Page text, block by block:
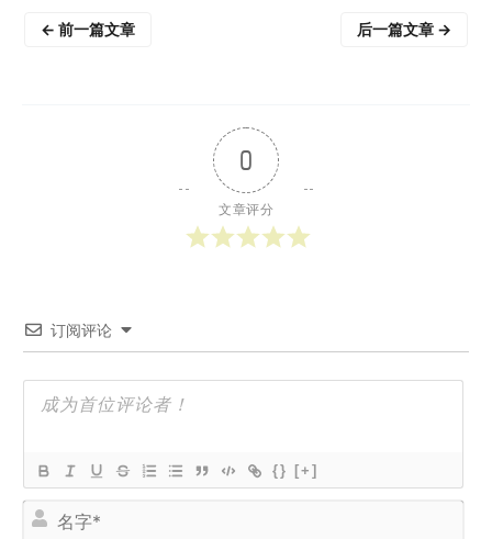
← 前一篇文章 后一篇文章 →
0
文章评分
订阅评论
{} [+]
名